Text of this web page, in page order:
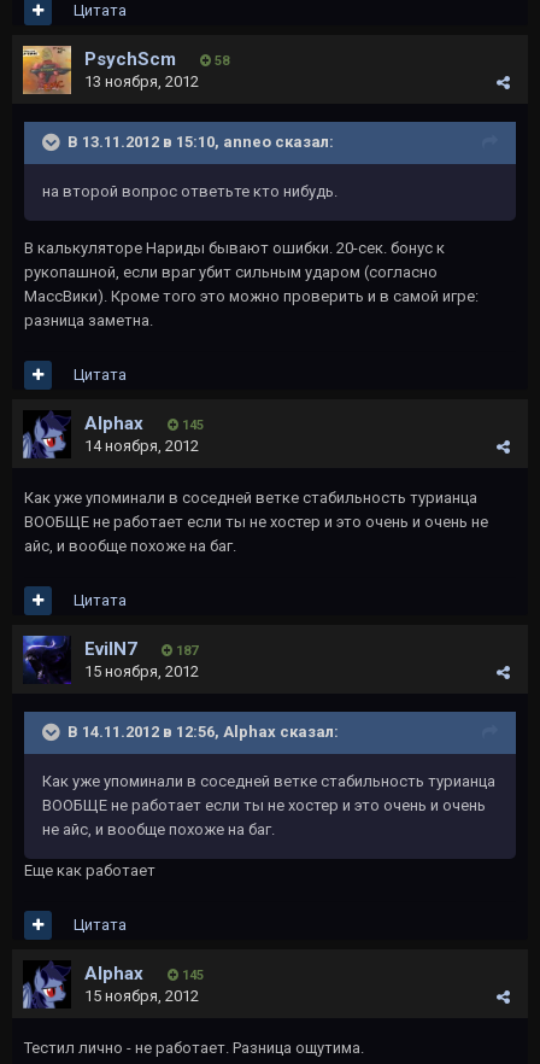
Цитата
PsychScm 58
13 ноября, 2012
В 13.11.2012 в 15:10, anneo сказал:
на второй вопрос ответьте кто нибудь.
В калькуляторе Нариды бывают ошибки. 20-сек. бонус к
рукопашной, если враг убит сильным ударом (согласно
МассВики). Кроме того это можно проверить и в самой игре:
разница заметна.
Цитата
Alphax 145
14 ноября, 2012
Как уже упоминали в соседней ветке стабильность турианца
ВООБЩЕ не работает если ты не хостер и это очень и очень не
айс, и вообще похоже на баг.
Цитата
EvilN7 187
15 ноября, 2012
В 14.11.2012 в 12:56, Alphax сказал:
Как уже упоминали в соседней ветке стабильность турианца
ВООБЩЕ не работает если ты не хостер и это очень и очень
не айс, и вообще похоже на баг.
Еще как работает
Цитата
Alphax 145
15 ноября, 2012
Тестил лично - не работает. Разница ощутима.